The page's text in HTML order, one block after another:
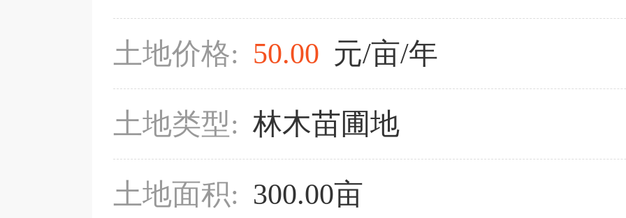
土地价格: 50.00 元/亩/年
土地类型: 林木苗圃地
土地面积: 300.00亩